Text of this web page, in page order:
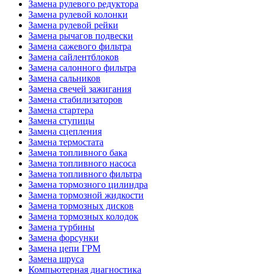
Замена рулевого редуктора
Замена рулевой колонки
Замена рулевой рейки
Замена рычагов подвески
Замена сажевого фильтра
Замена сайлентблоков
Замена салонного фильтра
Замена сальников
Замена свечей зажигания
Замена стабилизаторов
Замена стартера
Замена ступицы
Замена сцепления
Замена термостата
Замена топливного бака
Замена топливного насоса
Замена топливного фильтра
Замена тормозного цилиндра
Замена тормозной жидкости
Замена тормозных дисков
Замена тормозных колодок
Замена турбины
Замена форсунки
Замена цепи ГРМ
Замена шруса
Компьютерная диагностика